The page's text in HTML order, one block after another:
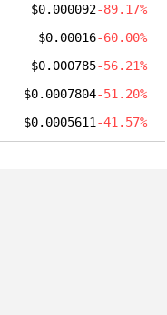
$0.000092-89.17%
$0.00016-60.00%
$0.000785-56.21%
$0.0007804-51.20%
$0.0005611 -41.57%